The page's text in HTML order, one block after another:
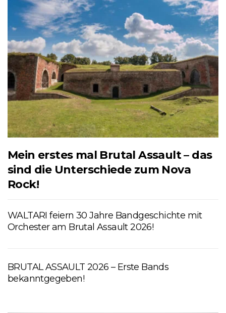
Mein erstes mal Brutal Assault – das
sind die Unterschiede zum Nova
Rock!
WALTARI feiern 30 Jahre Bandgeschichte mit
Orchester am Brutal Assault 2026!
BRUTAL ASSAULT 2026 – Erste Bands
bekanntgegeben!